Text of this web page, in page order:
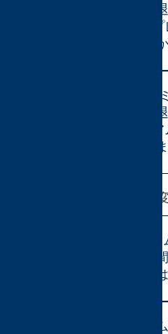
その後、一度
してすぐにS
とは出来ます
2年間「Sプレ
なのですが、
じ「Sプレミ
ることはでき
【会員、契約内容の
1年間プレミ
認定により年
員になること
今、プレミア